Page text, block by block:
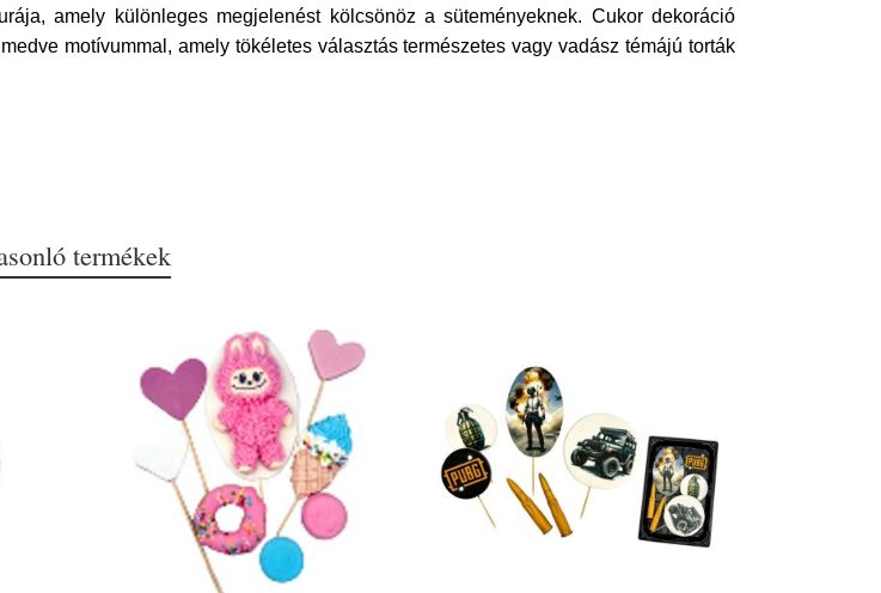
amely különleges megjelenést kölcsönöz a süteményeknek. Cukor dekoráció
motívummal, amely tökéletes választás természetes vagy vadász témájú torták
termékek